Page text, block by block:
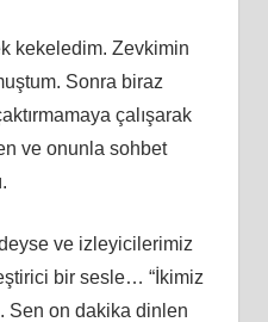
kekeledim. Zevkimin
Sonra biraz
çalışarak
ve onunla sohbet
ve izleyicilerimiz
bir sesle… “İkimiz
Sen on dakika dinlen